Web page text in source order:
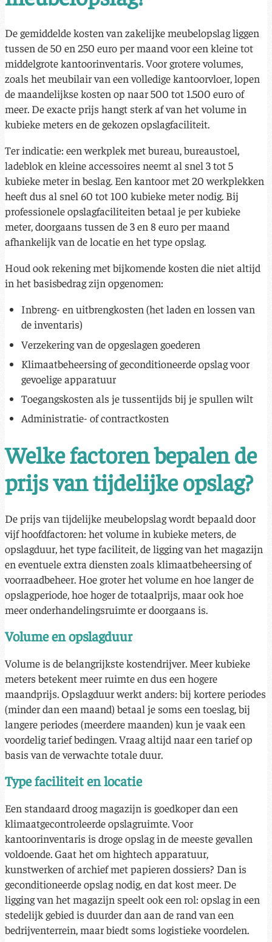
De gemiddelde kosten van zakelijke meubelopslag liggen
tussen de 50 en 250 euro per maand voor een kleine tot
middelgrote kantoorinventaris. Voor grotere volumes,
zoals het meubilair van een volledige kantoorvloer, lopen
de maandelijkse kosten op naar 500 tot 1.500 euro of
meer. De exacte prijs hangt sterk af van het volume in
kubieke meters en de gekozen opslagfaciliteit.
Ter indicatie: een werkplek met bureau, bureaustoel,
ladeblok en kleine accessoires neemt al snel 3 tot 5
kubieke meter in beslag. Een kantoor met 20 werkplekken
heeft dus al snel 60 tot 100 kubieke meter nodig. Bij
professionele opslagfaciliteiten betaal je per kubieke
meter, doorgaans tussen de 3 en 8 euro per maand
afhankelijk van de locatie en het type opslag.
Houd ook rekening met bijkomende kosten die niet altijd
in het basisbedrag zijn opgenomen:
Inbreng- en uitbrengkosten (het laden en lossen van
de inventaris)
Verzekering van de opgeslagen goederen
Klimaatbeheersing of geconditioneerde opslag voor
gevoelige apparatuur
Toegangskosten als je tussentijds bij je spullen wilt
Administratie- of contractkosten
Welke factoren bepalen de
prijs van tijdelijke opslag?
De prijs van tijdelijke meubelopslag wordt bepaald door
vijf hoofdfactoren: het volume in kubieke meters, de
opslagduur, het type faciliteit, de ligging van het magazijn
en eventuele extra diensten zoals klimaatbeheersing of
voorraadbeheer. Hoe groter het volume en hoe langer de
opslagperiode, hoe hoger de totaalprijs, maar ook hoe
meer onderhandelingsruimte er doorgaans is.
Volume en opslagduur
Volume is de belangrijkste kostendrijver. Meer kubieke
meters betekent meer ruimte en dus een hogere
maandprijs. Opslagduur werkt anders: bij kortere periodes
(minder dan een maand) betaal je soms een toeslag, bij
langere periodes (meerdere maanden) kun je vaak een
voordelig tarief bedingen. Vraag altijd naar een tarief op
basis van de verwachte totale duur.
Type faciliteit en locatie
Een standaard droog magazijn is goedkoper dan een
klimaatgecontroleerde opslagruimte. Voor
kantoorinventaris is droge opslag in de meeste gevallen
voldoende. Gaat het om hightech apparatuur,
kunstwerken of archief met papieren dossiers? Dan is
geconditioneerde opslag nodig, en dat kost meer. De
ligging van het magazijn speelt ook een rol: opslag in een
stedelijk gebied is duurder dan aan de rand van een
bedrijventerrein, maar biedt soms logistieke voordelen.